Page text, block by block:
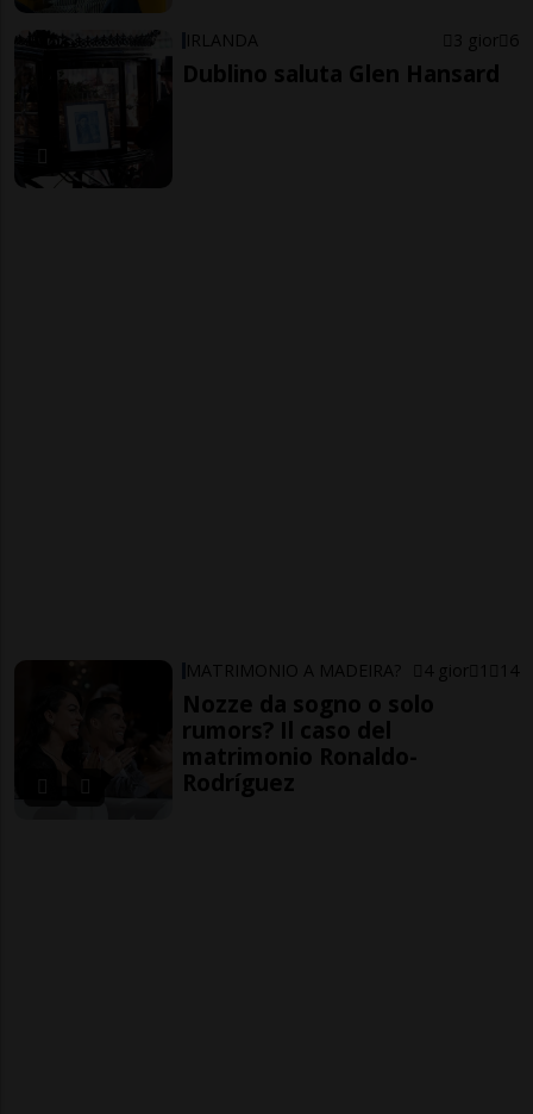
IRLANDA 3 gior 6
Dublino saluta Glen Hansard
MATRIMONIO A MADEIRA? 4 gior 1 14
Nozze da sogno o solo
rumors? Il caso del
matrimonio Ronaldo-
Rodríguez